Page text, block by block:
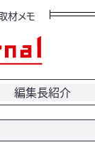
材メモ
編集長紹介